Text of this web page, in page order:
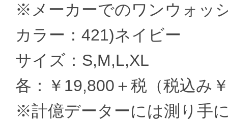
※メーカーでのワンウォッ
カラー：421)ネイビー
サイズ：S,M,L,XL
各：￥19,800＋税（税込み
※計億データーには測り手